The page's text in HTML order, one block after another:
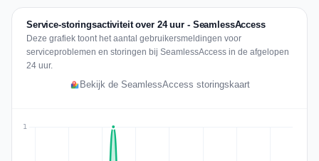
Service-storingsactiviteit over 24 uur - SeamlessAccess
Deze grafiek toont het aantal gebruikersmeldingen voor
serviceproblemen en storingen bij SeamlessAccess in de afgelopen
24 uur.
Bekijk de SeamlessAccess storingskaart